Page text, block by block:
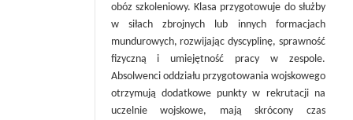
obóz szkoleniowy. Klasa przygotowuje do służby
w siłach zbrojnych lub innych formacjach
mundurowych, rozwijając dyscyplinę, sprawność
fizyczną i umiejętność pracy w zespole.
Absolwenci oddziału przygotowania wojskowego
otrzymują dodatkowe punkty w rekrutacji na
uczelnie wojskowe, mają skrócony czas